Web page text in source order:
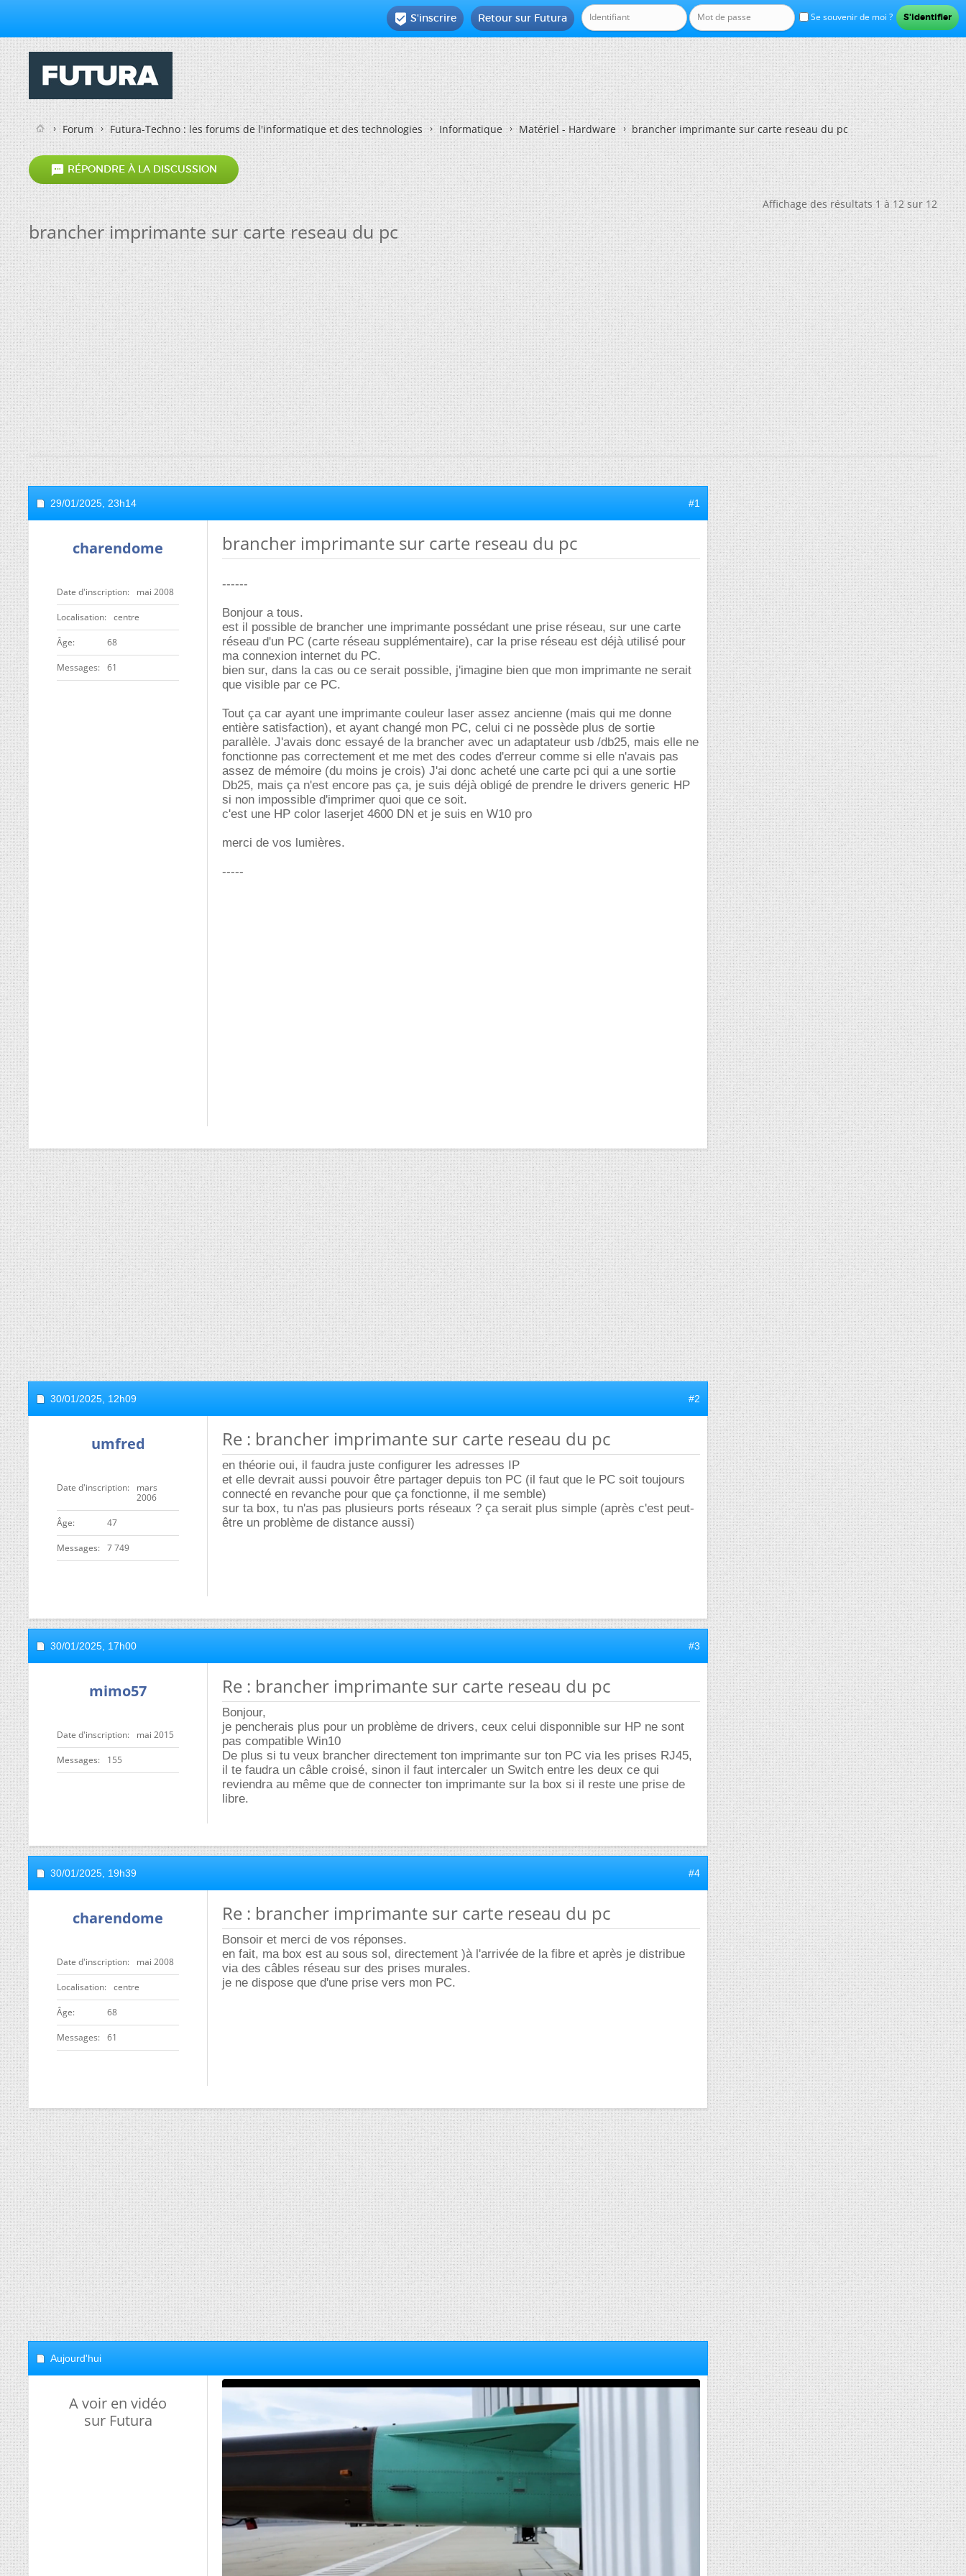
Se souvenir de moi ?
Retour sur Futura
 S'inscrire
Forum Futura-Techno : les forums de l'informatique et des technologies Informatique Matériel - Hardware brancher imprimante sur carte reseau du pc
 RÉPONDRE À LA DISCUSSION
Affichage des résultats 1 à 12 sur 12
brancher imprimante sur carte reseau du pc
29/01/2025, 23h14 #1
charendome
Date d'inscription mai 2008
Localisation centre
ge 68
Messages 61
brancher imprimante sur carte reseau du pc
------
Bonjour a tous.
est il possible de brancher une imprimante possédant une prise réseau, sur une carte
réseau d'un PC (carte réseau supplémentaire), car la prise réseau est déjà utilisé pour
ma connexion internet du PC.
bien sur, dans la cas ou ce serait possible, j'imagine bien que mon imprimante ne serait
que visible par ce PC.
Tout ça car ayant une imprimante couleur laser assez ancienne (mais qui me donne
entière satisfaction), et ayant changé mon PC, celui ci ne possède plus de sortie
parallèle. J'avais donc essayé de la brancher avec un adaptateur usb /db25, mais elle ne
fonctionne pas correctement et me met des codes d'erreur comme si elle n'avais pas
assez de mémoire (du moins je crois) J'ai donc acheté une carte pci qui a une sortie
Db25, mais ça n'est encore pas ça, je suis déjà obligé de prendre le drivers generic HP
si non impossible d'imprimer quoi que ce soit.
c'est une HP color laserjet 4600 DN et je suis en W10 pro
merci de vos lumières.
-----
30/01/2025, 12h09 #2
umfred
Date d'inscription
mars
2006
ge 47
Messages 7 749
Re : brancher imprimante sur carte reseau du pc
en théorie oui, il faudra juste configurer les adresses IP
et elle devrait aussi pouvoir être partager depuis ton PC (il faut que le PC soit toujours
connecté en revanche pour que ça fonctionne, il me semble)
sur ta box, tu n'as pas plusieurs ports réseaux ? ça serait plus simple (après c'est peut-
être un problème de distance aussi)
30/01/2025, 17h00 #3
mimo57
Date d'inscription mai 2015
Messages 155
Re : brancher imprimante sur carte reseau du pc
Bonjour,
je pencherais plus pour un problème de drivers, ceux celui disponnible sur HP ne sont
pas compatible Win10
De plus si tu veux brancher directement ton imprimante sur ton PC via les prises RJ45,
il te faudra un câble croisé, sinon il faut intercaler un Switch entre les deux ce qui
reviendra au même que de connecter ton imprimante sur la box si il reste une prise de
libre.
30/01/2025, 19h39 #4
charendome
Date d'inscription mai 2008
Localisation centre
ge 68
Messages 61
Re : brancher imprimante sur carte reseau du pc
Bonsoir et merci de vos réponses.
en fait, ma box est au sous sol, directement )à l'arrivée de la fibre et après je distribue
via des câbles réseau sur des prises murales.
je ne dispose que d'une prise vers mon PC.
Aujourd'hui
A voir en vidéo
sur Futura